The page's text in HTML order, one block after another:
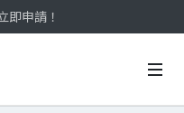
即申請！
申請！